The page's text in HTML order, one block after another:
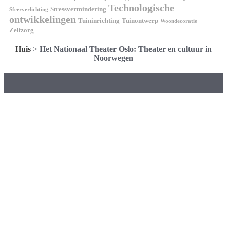
Sfeerverlichting Stressvermindering Technologische
ontwikkelingen Tuininrichting Tuinontwerp Woondecoratie
Zelfzorg
Huis > Het Nationaal Theater Oslo: Theater en cultuur in
Noorwegen